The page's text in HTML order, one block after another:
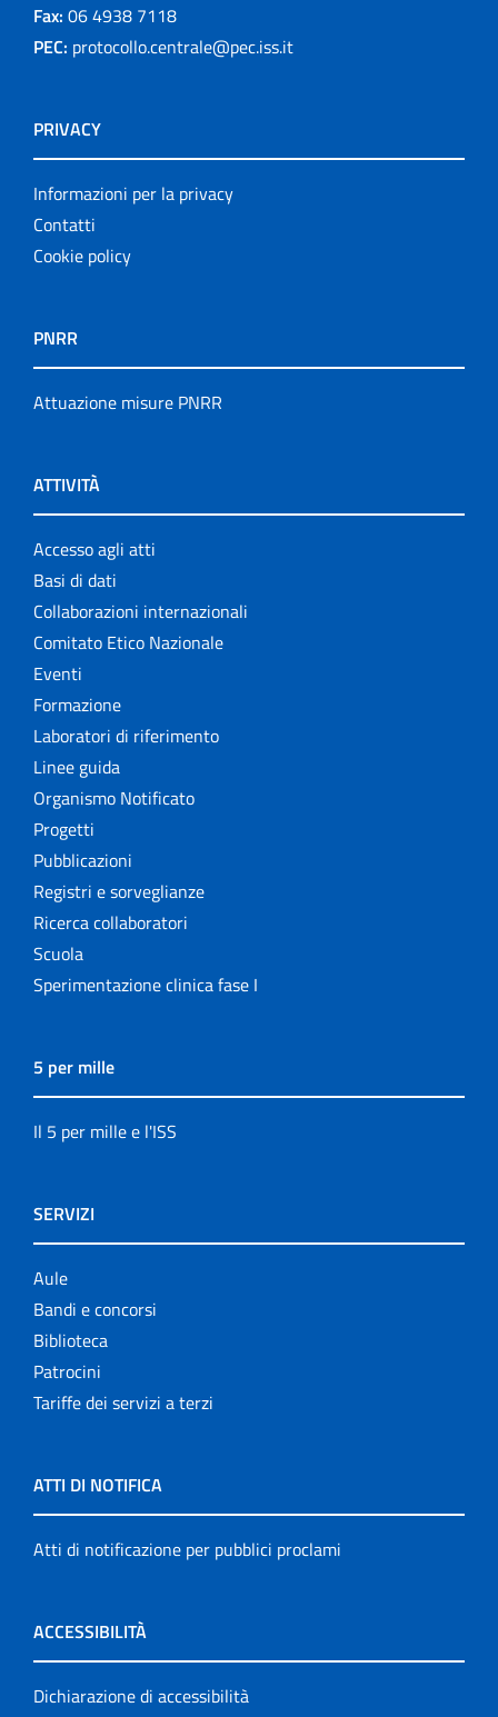
Fax: 06 4938 7118
PEC: protocollo.centrale@pec.iss.it
PRIVACY
Informazioni per la privacy
Contatti
Cookie policy
PNRR
Attuazione misure PNRR
ATTIVITÀ
Accesso agli atti
Basi di dati
Collaborazioni internazionali
Comitato Etico Nazionale
Eventi
Formazione
Laboratori di riferimento
Linee guida
Organismo Notificato
Progetti
Pubblicazioni
Registri e sorveglianze
Ricerca collaboratori
Scuola
Sperimentazione clinica fase I
5 per mille
Il 5 per mille e l'ISS
SERVIZI
Aule
Bandi e concorsi
Biblioteca
Patrocini
Tariffe dei servizi a terzi
ATTI DI NOTIFICA
Atti di notificazione per pubblici proclami
ACCESSIBILITÀ
Dichiarazione di accessibilità